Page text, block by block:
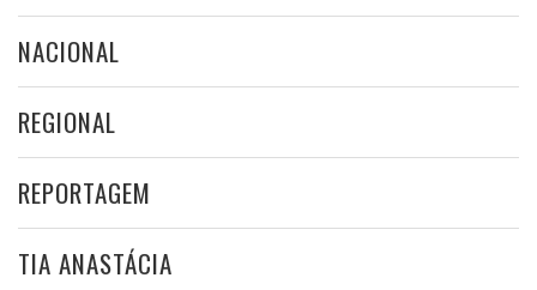
NACIONAL
REGIONAL
REPORTAGEM
TIA ANASTÁCIA